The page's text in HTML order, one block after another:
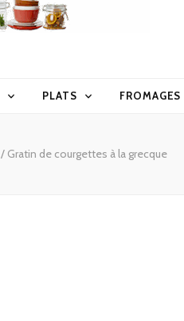
PLATS FROMAGES
/ Gratin de courgettes à la grecque